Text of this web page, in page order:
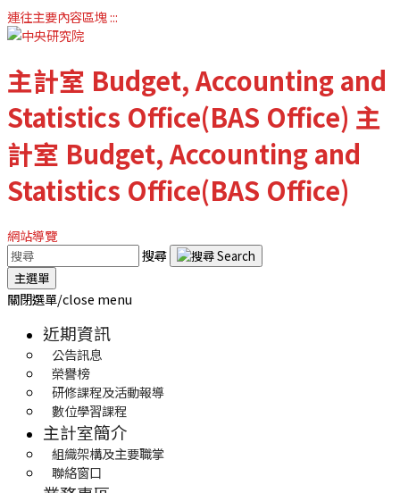
連往主要內容區塊:::
主計室 Budget, Accounting and
Statistics Office(BAS Office) 主
計室 Budget, Accounting and
Statistics Office(BAS Office)
網站導覽
搜尋
主選單
關閉選單/close menu
近期資訊
公告訊息
榮譽榜
研修課程及活動報導
數位學習課程
主計室簡介
組織架構及主要職掌
聯絡窗口